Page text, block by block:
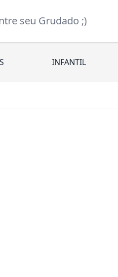
seu Grudado ;)
INFANTIL